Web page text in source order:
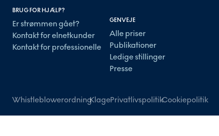
BRUG FOR HJÆLP?
Er strømmen gået?
Kontakt for elnetkunder
Kontakt for professionelle
GENVEJE
Alle priser
Publikationer
Ledige stillinger
Presse
WhistleblowerordningKlagePrivatlivspolitikCookiepolitik